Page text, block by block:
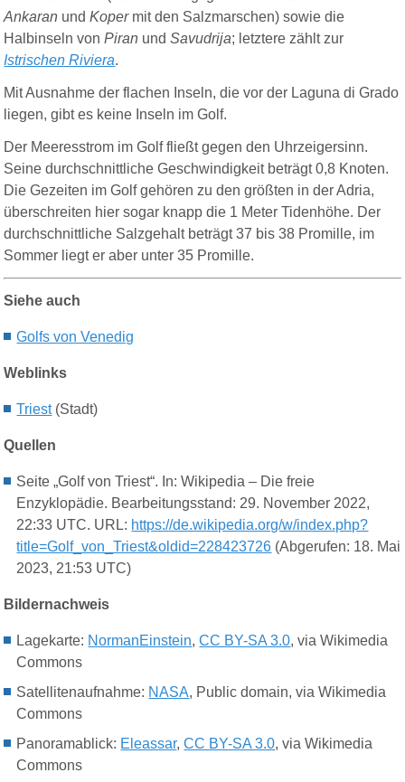
Ankaran undKopermit den Salzmarschen) sowie die
Halbinseln vonPiran undSavudrija; letztere zählt zur
Istrischen Riviera.
Mit Ausnahme der flachen Inseln, die vor der Laguna di Grado
liegen, gibt es keine Inseln im Golf.
Der Meeresstrom im Golf fließt gegen den Uhrzeigersinn.
Seine durchschnittliche Geschwindigkeit beträgt 0,8 Knoten.
Die Gezeiten im Golf gehören zu den größten in der Adria,
überschreiten hier sogar knapp die 1 Meter Tidenhöhe. Der
durchschnittliche Salzgehalt beträgt 37 bis 38 Promille, im
Sommer liegt er aber unter 35 Promille.
Siehe auch
Golfs von Venedig
Weblinks
Triest(Stadt)
Quellen
Seite „Golf von Triest“. In: Wikipedia – Die freie
Enzyklopädie. Bearbeitungsstand: 29. November 2022,
22:33 UTC. URL: https://de.wikipedia.org/w/index.php?
title=Golf_von_Triest&oldid=228423726 (Abgerufen: 18. Mai
2023, 21:53 UTC)
Bildernachweis
Lagekarte: NormanEinstein,CC BY-SA 3.0, via Wikimedia
Commons
Satellitenaufnahme: NASA, Public domain, via Wikimedia
Commons
Panoramablick: Eleassar,CC BY-SA 3.0, via Wikimedia
Commons